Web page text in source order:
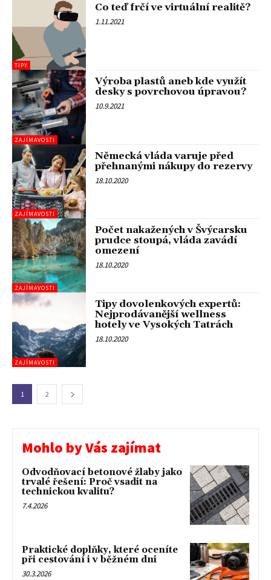
TIPY
Co teď frčí ve virtuální realitě?
1.11.2021
ZAJÍMAVOSTI
Výroba plastů aneb kde využít
desky s povrchovou úpravou?
10.9.2021
ZAJÍMAVOSTI
Německá vláda varuje před
přehnanými nákupy do rezervy
18.10.2020
ZAJÍMAVOSTI
Počet nakažených v Švýcarsku
prudce stoupá, vláda zavádí
omezení
18.10.2020
ZAJÍMAVOSTI
Tipy dovolenkových expertů:
Nejprodávanější wellness
hotely ve Vysokých Tatrách
18.10.2020
1 2
Mohlo by Vás zajímat
Odvodňovací betonové žlaby jako
trvalé řešení: Proč vsadit na
technickou kvalitu?
7.4.2026
Praktické doplňky, které oceníte
při cestování i v běžném dni
30.3.2026